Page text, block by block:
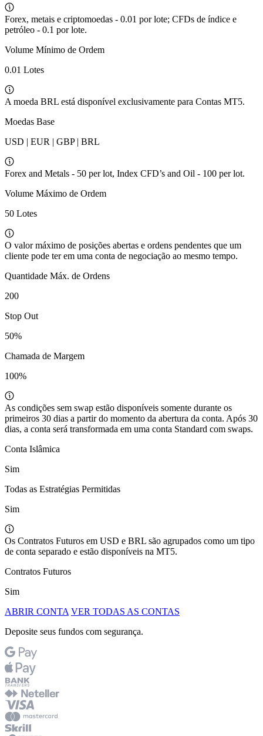
Forex, metais e criptomoedas - 0.01 por lote; CFDs de índice e
petróleo - 0.1 por lote.
Volume Mínimo de Ordem
0.01 Lotes
A moeda BRL está disponível exclusivamente para Contas MT5.
Moedas Base
USD | EUR | GBP | BRL
Forex and Metals - 50 per lot, Index CFD’s and Oil - 100 per lot.
Volume Máximo de Ordem
50 Lotes
O valor máximo de posições abertas e ordens pendentes que um
cliente pode ter em uma conta de negociação ao mesmo tempo.
Quantidade Máx. de Ordens
200
Stop Out
50%
Chamada de Margem
100%
As condições sem swap estão disponíveis somente durante os
primeiros 30 dias a partir do momento da abertura da conta. Após 30
dias, a conta será transformada em uma conta Standard com swaps.
Conta Islâmica
Sim
Todas as Estratégias Permitidas
Sim
Os Contratos Futuros em USD e BRL são agrupados como um tipo
de conta separado e estão disponíveis na MT5.
Contratos Futuros
Sim
ABRIR CONTA VER TODAS AS CONTAS
Deposite seus fundos com segurança.